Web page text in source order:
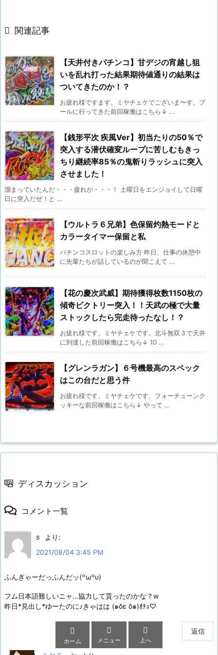
 関連記事
【天井付きパチンコ】甘デジの宵越し狙
いを乱れ打った結果期待値通りの結果は
ついてきたのか！？
お疲れ様ですます。ミヤチェケでございま〜す。プ
ールに行ってきた前回稼働はこちら↓ ...
【銭形平次 疾風Ver】初当たりの50％で
突入する潜伏確変ループに苦しむもきっ
ちり継続率85％の鬼斬りラッシュに突入
させました！
溜まっていたんだ・・・疲れが・・・！ 土曜日をエンジョイして日曜
日に突入だぜ！と ...
【ウルトラ６兄弟】色保留灼熱モードと
カラータイマー保留と私
パチンコスロットの楽しみ方 昨日、仕事の休憩中
に先輩たちが話しているのが聞こえて ...
【花の慶次武威】期待獲得枚数1150枚の
傾奇ビクトリー突入！！天武の極で大量
ストックしたら完走待ったなし！？
お疲れ様です。ミヤチェケです。北斗無双３で天井
に到達した前回稼働はこちら↓ 10 ...
【グレンラガン】６号機最高のスペック
はこの台だと思う件
お疲れ様です。ミヤチェケです。フォーチューンク
ッキーな前回稼働はこちら↓ やって ...
ディスカッション
コメント一覧
s
より:
2021/08/04 3:45 PM
ふんぎゃーだっふんだッ(꒪ω꒪υ)
フム日本語難しいニャ…協力して貰ったのかな？w
昨日*見出し*ゆーたのに♪きゃはは (๑ŏε ŏ๑)ｵﾁｭ♡
返信

ホーム

メニュー

上へ